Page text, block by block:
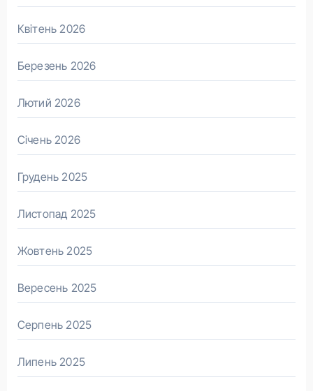
Квітень 2026
Березень 2026
Лютий 2026
Січень 2026
Грудень 2025
Листопад 2025
Жовтень 2025
Вересень 2025
Серпень 2025
Липень 2025